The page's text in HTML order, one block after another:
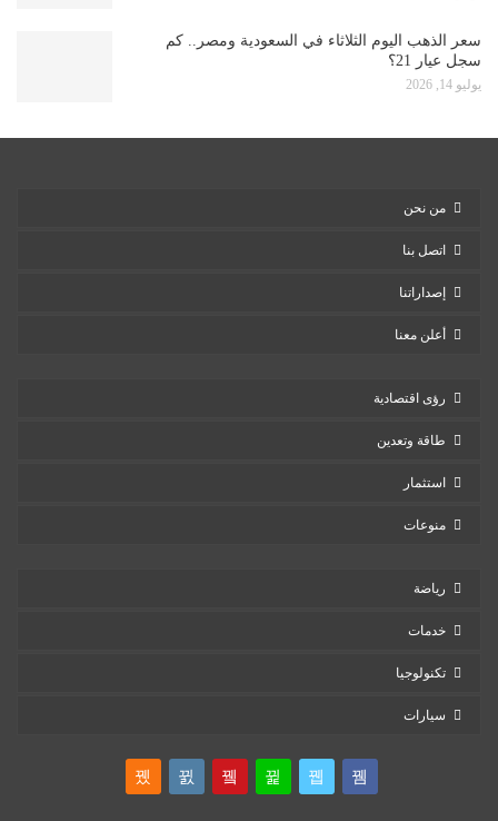
سعر الذهب اليوم الثلاثاء في السعودية ومصر.. كم
سجل عيار 21؟
يوليو 14, 2026
من نحن
اتصل بنا
إصداراتنا
أعلن معنا
رؤى اقتصادية
طاقة وتعدين
استثمار
منوعات
رياضة
خدمات
تكنولوجيا
سيارات